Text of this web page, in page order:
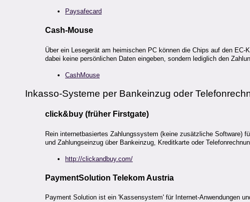
Paysafecard
Cash-Mouse
Über ein Lesegerät am heimischen PC können die Chips auf den
dabei keine persönlichen Daten eingeben, sondern lediglich den
CashMouse
Inkasso-Systeme per Bankeinzug oder
click&buy (früher Firstgate)
Rein internetbasiertes Zahlungssystem (keine zusätzliche Software)
und Zahlungseinzug über Bankeinzug, Kreditkarte oder
http://clickandbuy.com/
PaymentSolution Telekom Austria
Payment Solution ist ein 'Kassensystem' für Internet-Anwendungen